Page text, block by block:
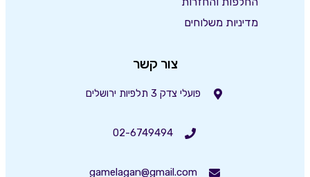
מדיניות משלוחים
צור קשר
פועלי צדק 3 תלפיות ירושלים
02-6749494
gamelagan@gmail.com